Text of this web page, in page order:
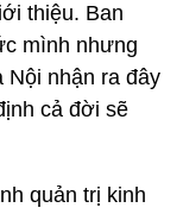
thiệu. Ban
mình nhưng
Nội nhận ra đây
cả đời sẽ
quản trị kinh